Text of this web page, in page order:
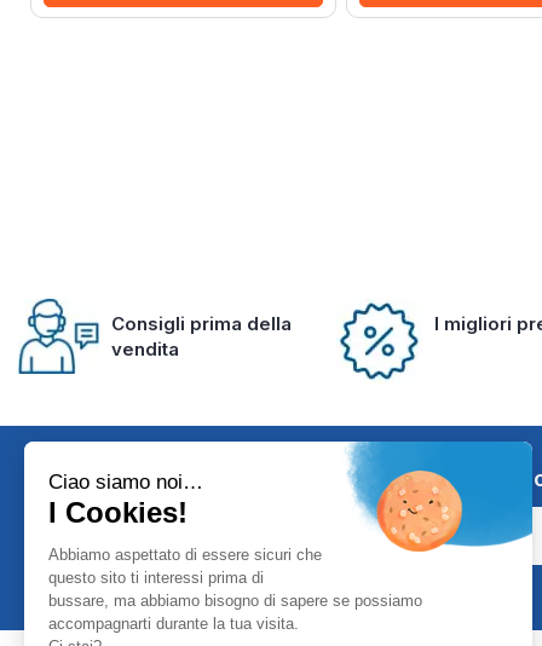
Consigli prima della
vendita
I migliori
Iscriviti alla
Ciao siamo noi…
I Cookies!
Abbiamo aspettato di essere sicuri che
questo sito ti interessi prima di
bussare, ma abbiamo bisogno di sapere se possiamo
accompagnarti durante la tua visita.